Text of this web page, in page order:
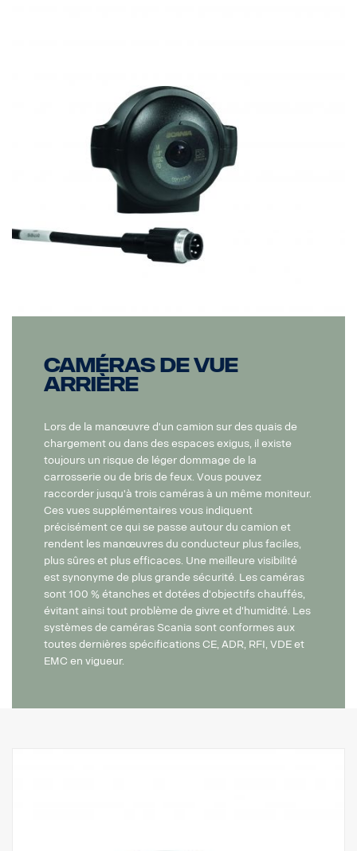
Caméras de vue
arrière
Lors de la manœuvre d'un camion sur des quais de
chargement ou dans des espaces exigus, il existe
toujours un risque de léger dommage de la
carrosserie ou de bris de feux. Vous pouvez
raccorder jusqu'à trois caméras à un même moniteur.
Ces vues supplémentaires vous indiquent
précisément ce qui se passe autour du camion et
rendent les manœuvres du conducteur plus faciles,
plus sûres et plus efficaces. Une meilleure visibilité
est synonyme de plus grande sécurité. Les caméras
sont 100 % étanches et dotées d'objectifs chauffés,
évitant ainsi tout problème de givre et d'humidité. Les
systèmes de caméras Scania sont conformes aux
toutes dernières spécifications CE, ADR, RFI, VDE et
EMC en vigueur.